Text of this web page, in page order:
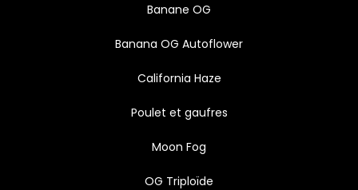
Banane OG
Banana OG Autoflower
California Haze
Poulet et gaufres
Moon Fog
OG Triploïde